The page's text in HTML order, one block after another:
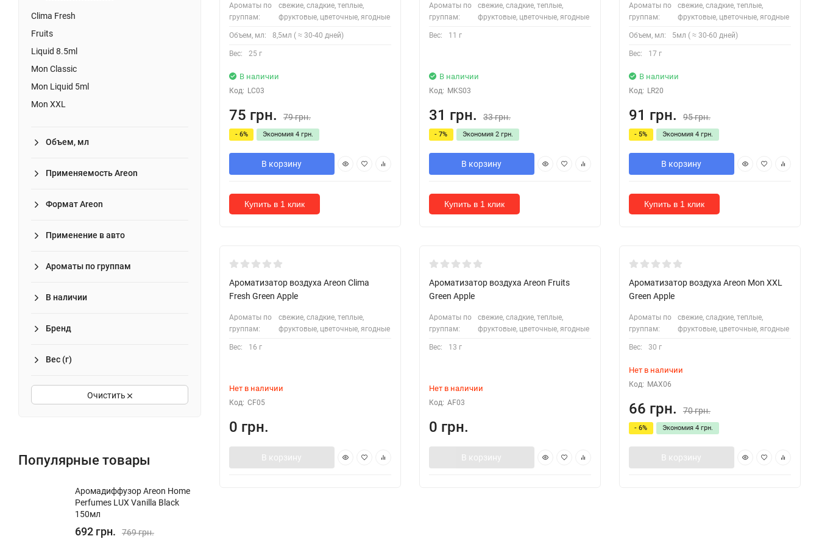
Clima Fresh
Fruits
Liquid 8.5ml
Mon Classic
Mon Liquid 5ml
Mon XXL
Объем, мл
Применяемость Areon
Формат Areon
Применение в авто
Ароматы по группам
В наличии
Бренд
Вес (г)
Очистить
Популярные товары
Аромадиффузор Areon Home
Perfumes LUX Vanilla Black
150мл
692 грн. 769 грн.
Ароматы по
группам:
свежие, сладкие, теплые,
фруктовые, цветочные, ягодные
Объем, мл: 8,5мл ( ≈ 30-40 дней)
Вес: 25 г
В наличии
Код: LC03
75 грн. 79 грн.
- 6% Экономия 4 грн.
В корзину
Купить в 1 клик
Ароматы по
группам:
свежие, сладкие, теплые,
фруктовые, цветочные, ягодные
Вес: 11 г
В наличии
Код: MKS03
31 грн. 33 грн.
- 7% Экономия 2 грн.
В корзину
Купить в 1 клик
Ароматы по
группам:
свежие, сладкие, теплые,
фруктовые, цветочные, ягодные
Объем, мл: 5мл ( ≈ 30-60 дней)
Вес: 17 г
В наличии
Код: LR20
91 грн. 95 грн.
- 5% Экономия 4 грн.
В корзину
Купить в 1 клик
Під замовлення від ящика
Ароматизатор воздуха Areon Clima
Fresh Green Apple
Ароматы по
группам:
свежие, сладкие, теплые,
фруктовые, цветочные, ягодные
Вес: 16 г
Нет в наличии
Код: CF05
0 грн.
В корзину
Під замовлення від ящика
Ароматизатор воздуха Areon Fruits
Green Apple
Ароматы по
группам:
свежие, сладкие, теплые,
фруктовые, цветочные, ягодные
Вес: 13 г
Нет в наличии
Код: AF03
0 грн.
В корзину
Ароматизатор воздуха Areon Mon XXL
Green Apple
Ароматы по
группам:
свежие, сладкие, теплые,
фруктовые, цветочные, ягодные
Вес: 30 г
Нет в наличии
Код: MAX06
66 грн. 70 грн.
- 6% Экономия 4 грн.
В корзину